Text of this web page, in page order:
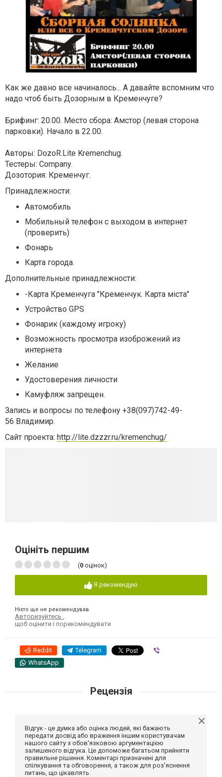
Как же давно все начиналось... А давайте вспомним что
надо чтоб быть Дозорным в Кременчуге?
Брифинг: 20.00. Место сбора: Амстор (левая сторона
парковки). Начало в 22.00.
Авторы: DozoR.Lite Kremenchug.
Тестеры: Company.
Дозотория: Кременчуг.
Принадлежности:
Автомобиль
Мобильный телефон с выходом в интернет
(проверить)
Фонарь
Карта города.
Дополнительные принадлежности:
-Карта Кременчуга "Кременчук. Карта міста"
Устройство GPS
Фонарик (каждому игроку)
Возможность просмотра изоброжений из
интернета
Желание
Удостоверения личности
Камуфляж запрещен.
Запись и вопросы по телефону +38(097)742-49-
56 Владимир.
Сайт проекта: http://lite.dzzzr.ru/kremenchug/
Оцініть першим
(0 оцінок)
Я рекомендую
Ніхто ще не рекомендував
Авторизуйтесь
щоб оцінити і порекомендувати
Reddit Telegram
WhatsApp
Рецензія
Відгук - це думка або оцінка людей, які бажають
передати досвід або враження іншим користувачам
нашого сайту з обов'язковою аргументацією
залишеного відгука. Це допоможе багатьом прийняти
правильне рішення. Коментарі призначені для
спілкування та обговорення, а також для роз'яснення
питань, що цікавлять.